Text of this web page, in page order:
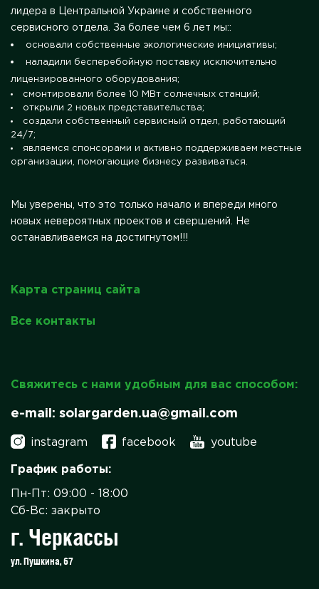
Карта страниц сайта
Все контакты
Свяжитесь с нами удобным для вас способом:
e-mail: solargarden.ua@gmail.com
instagram facebook youtube
График работы:
Пн-Пт: 09:00 - 18:00
Сб-Вс: закрыто
г. Черкассы
ул. Пушкина, 67
лидера в Центральной Украине и собственного
сервисного отдела. За более чем 6 лет мы::
основали собственные экологические инициативы;
наладили бесперебойную поставку исключительно
лицензированного оборудования;
смонтировали более 10 МВт солнечных станций;
открыли 2 новых представительства;
создали собственный сервисный отдел, работающий
24/7;
являемся спонсорами и активно поддерживаем местные
организации, помогающие бизнесу развиваться.
Мы уверены, что это только начало и впереди много
новых невероятных проектов и свершений. Не
останавливаемся на достигнутом!!!